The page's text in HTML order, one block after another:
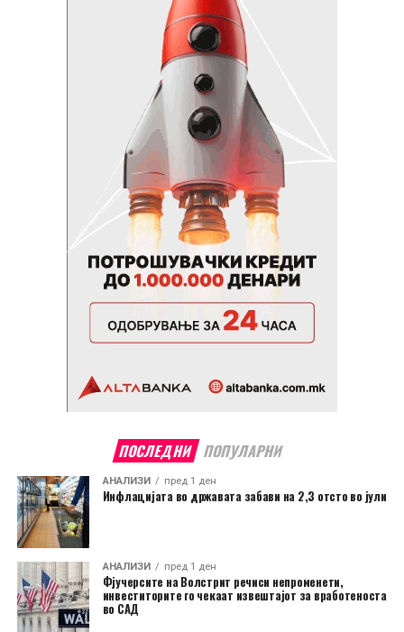
ПОСЛЕДНИ ПОПУЛАРНИ
АНАЛИЗИ пред 1 ден
Инфлацијата во државата забави на 2,3 отсто во јули
АНАЛИЗИ пред 1 ден
Фјучерсите на Волстрит речиси непроменети,
инвеститорите го чекаат извештајот за вработеноста
во САД